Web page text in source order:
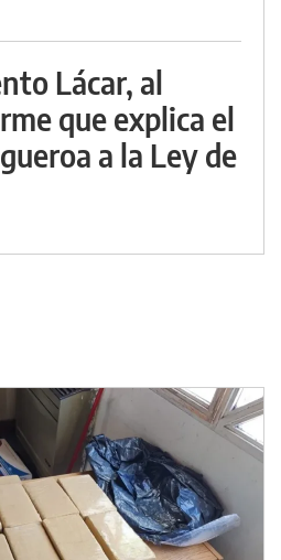
Lácar, al
que explica el
a la Ley de